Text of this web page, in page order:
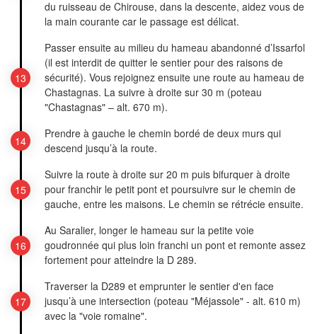
du ruisseau de Chirouse, dans la descente, aidez vous de
la main courante car le passage est délicat.
Passer ensuite au milieu du hameau abandonné d’Issarfol
(il est interdit de quitter le sentier pour des raisons de
sécurité). Vous rejoignez ensuite une route au hameau de
Chastagnas. La suivre à droite sur 30 m (poteau
"Chastagnas" – alt. 670 m).
Prendre à gauche le chemin bordé de deux murs qui
descend jusqu’à la route.
Suivre la route à droite sur 20 m puis bifurquer à droite
pour franchir le petit pont et poursuivre sur le chemin de
gauche, entre les maisons. Le chemin se rétrécie ensuite.
Au Saralier, longer le hameau sur la petite voie
goudronnée qui plus loin franchi un pont et remonte assez
fortement pour atteindre la D 289.
Traverser la D289 et emprunter le sentier d'en face
jusqu’à une intersection (poteau "Méjassole" - alt. 610 m)
avec la "voie romaine".